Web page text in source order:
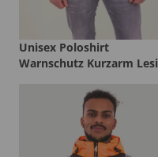
Unisex Poloshirt
Warnschutz Kurzarm Lesi